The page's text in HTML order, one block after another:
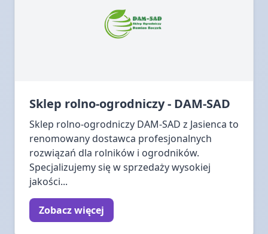
Sklep rolno-ogrodniczy - DAM-SAD
Sklep rolno-ogrodniczy DAM-SAD z Jasienca to
renomowany dostawca profesjonalnych
rozwiązań dla rolników i ogrodników.
Specjalizujemy się w sprzedaży wysokiej
jakości...
Zobacz więcej